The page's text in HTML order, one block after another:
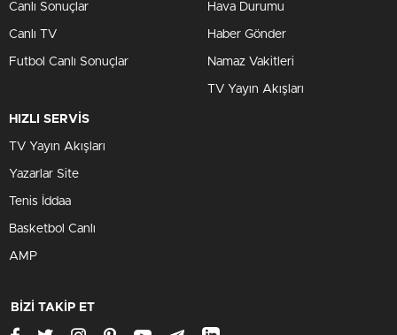
Canlı Sonuçlar
Canlı TV
Futbol Canlı Sonuçlar
Hava Durumu
Haber Gönder
Namaz Vakitleri
TV Yayın Akışları
HIZLI SERVİS
TV Yayın Akışları
Yazarlar Site
Tenis İddaa
Basketbol Canlı
AMP
BİZİ TAKİP ET